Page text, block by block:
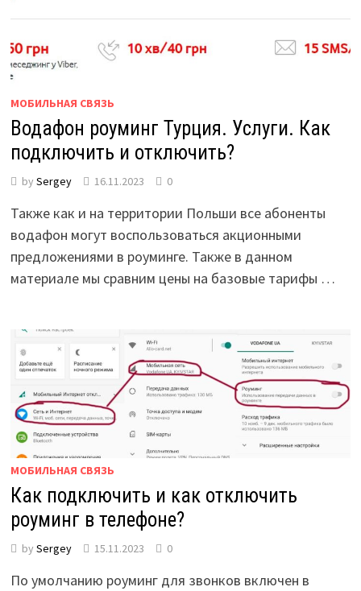
МОБИЛЬНАЯ СВЯЗЬ
Водафон роуминг Турция. Услуги. Как
подключить и отключить?
by Sergey 16.11.2023 0
Также как и на территории Польши все абоненты
водафон могут воспользоваться акционными
предложениями в роуминге. Также в данном
материале мы сравним цены на базовые тарифы …
МОБИЛЬНАЯ СВЯЗЬ
Как подключить и как отключить
роуминг в телефоне?
by Sergey 15.11.2023 0
По умолчанию роуминг для звонков включен в